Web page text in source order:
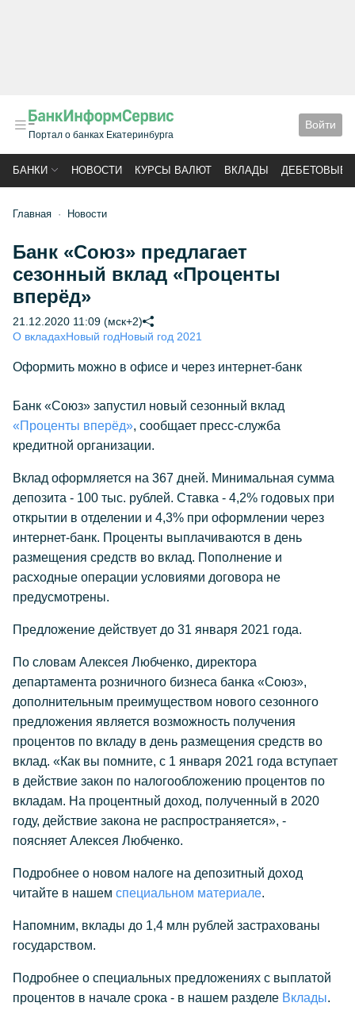
Портал о банках Екатеринбурга
Войти
БАНКИ НОВОСТИ КУРСЫ ВАЛЮТ ВКЛАДЫ ДЕБЕТОВЫЕ
Главная Новости
Банк «Союз» предлагает
сезонный вклад «Проценты
вперёд»
21.12.2020 11:09 (мск+2)
О вкладахНовый годНовый год 2021
Оформить можно в офисе и через интернет-банк
Банк «Союз» запустил новый сезонный вклад
«Проценты вперёд», сообщает пресс-служба
кредитной организации.
Вклад оформляется на 367 дней. Минимальная сумма
депозита - 100 тыс. рублей. Ставка - 4,2% годовых при
открытии в отделении и 4,3% при оформлении через
интернет-банк. Проценты выплачиваются в день
размещения средств во вклад. Пополнение и
расходные операции условиями договора не
предусмотрены.
Предложение действует до 31 января 2021 года.
По словам Алексея Любченко, директора
департамента розничного бизнеса банка «Союз»,
дополнительным преимуществом нового сезонного
предложения является возможность получения
процентов по вкладу в день размещения средств во
вклад. «Как вы помните, с 1 января 2021 года вступает
в действие закон по налогообложению процентов по
вкладам. На процентный доход, полученный в 2020
году, действие закона не распространяется», -
поясняет Алексея Любченко.
Подробнее о новом налоге на депозитный доход
читайте в нашем специальном материале.
Напомним, вклады до 1,4 млн рублей застрахованы
государством.
Подробнее о специальных предложениях с выплатой
процентов в начале срока - в нашем разделе Вклады.